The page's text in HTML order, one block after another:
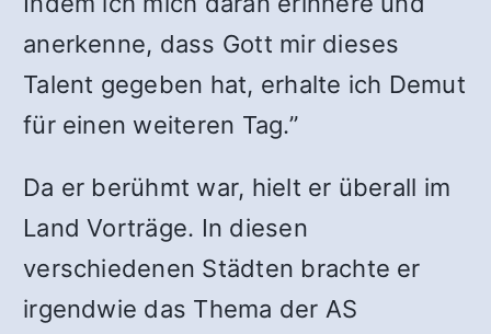
anerkenne, dass Gott mir dieses
Talent gegeben hat, erhalte ich Demut
für einen weiteren Tag.”
Da er berühmt war, hielt er überall im
Land Vorträge. In diesen
verschiedenen Städten brachte er
irgendwie das Thema der AS